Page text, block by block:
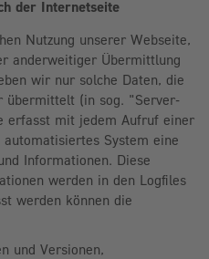
der Internetseite
Nutzung unserer Webseite,
anderweitiger Übermittlung
wir nur solche Daten, die
übermittelt (in sog. "Server-
erfasst mit jedem Aufruf einer
System eine
Informationen. Diese
werden in den Logfiles
werden können die
und Versionen,